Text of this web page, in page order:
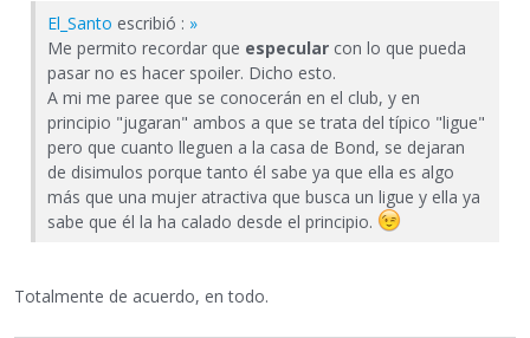
El_Santo escribió : »
Me permito recordar que especular con lo que pueda
pasar no es hacer spoiler. Dicho esto.
A mi me paree que se conocerán en el club, y en
principio "jugaran" ambos a que se trata del típico "ligue"
pero que cuanto lleguen a la casa de Bond, se dejaran
de disimulos porque tanto él sabe ya que ella es algo
más que una mujer atractiva que busca un ligue y ella ya
sabe que él la ha calado desde el principio.
Totalmente de acuerdo, en todo.